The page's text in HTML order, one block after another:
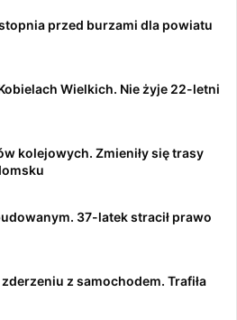
przed burzami dla powiatu
Wielkich. Nie żyje 22-letni
kolejowych. Zmieniły się trasy
37-latek stracił prawo
z samochodem. Trafiła